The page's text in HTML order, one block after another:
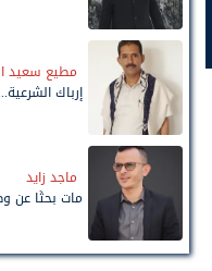
مطيع سعيد
إرباك
ماجد زايد
مات بحثًا عن